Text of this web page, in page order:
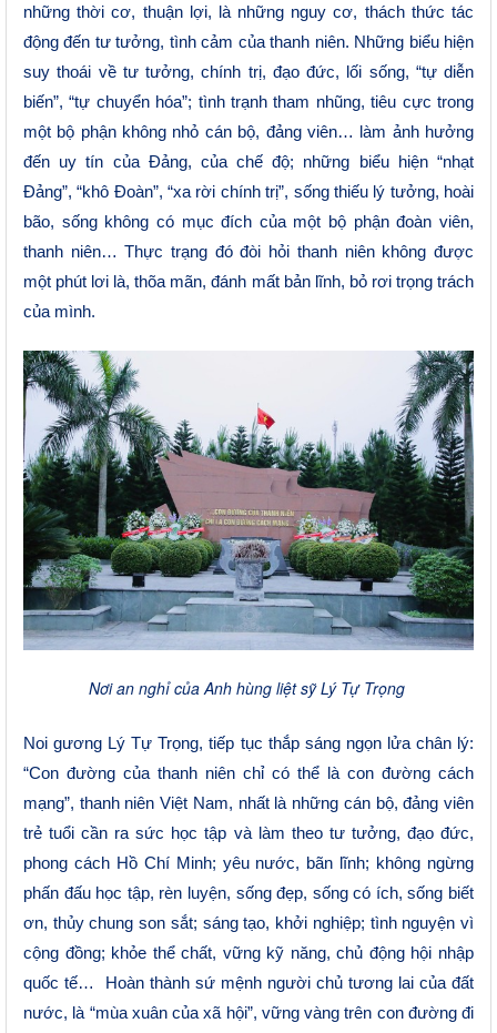
những thời cơ, thuận lợi, là những nguy cơ, thách thức tác
động đến tư tưởng, tình cảm của thanh niên. Những biểu hiện
suy thoái về tư tưởng, chính trị, đạo đức, lối sống, “tự diễn
biến”, “tự chuyển hóa”; tình trạnh tham nhũng, tiêu cực trong
một bộ phận không nhỏ cán bộ, đảng viên… làm ảnh hưởng
đến uy tín của Đảng, của chế độ; những biểu hiện “nhạt
Đảng”, “khô Đoàn”, “xa rời chính trị”, sống thiếu lý tưởng, hoài
bão, sống không có mục đích của một bộ phận đoàn viên,
thanh niên… Thực trạng đó đòi hỏi thanh niên không được
một phút lơi là, thõa mãn, đánh mất bản lĩnh, bỏ rơi trọng trách
của mình.
Nơi an nghỉ của Anh hùng liệt sỹ Lý Tự Trọng
Noi gương Lý Tự Trọng, tiếp tục thắp sáng ngọn lửa chân lý:
“Con đường của thanh niên chỉ có thể là con đường cách
mạng”, thanh niên Việt Nam, nhất là những cán bộ, đảng viên
trẻ tuổi cần ra sức học tập và làm theo tư tưởng, đạo đức,
phong cách Hồ Chí Minh; yêu nước, bãn lĩnh; không ngừng
phấn đấu học tập, rèn luyện, sống đẹp, sống có ích, sống biết
ơn, thủy chung son sắt; sáng tạo, khởi nghiệp; tình nguyện vì
cộng đồng; khỏe thể chất, vững kỹ năng, chủ động hội nhập
quốc tế…
Hoàn thành sứ mệnh người chủ tương lai của đất
nước, là “mùa xuân của xã hội”, vững vàng trên con đường đi